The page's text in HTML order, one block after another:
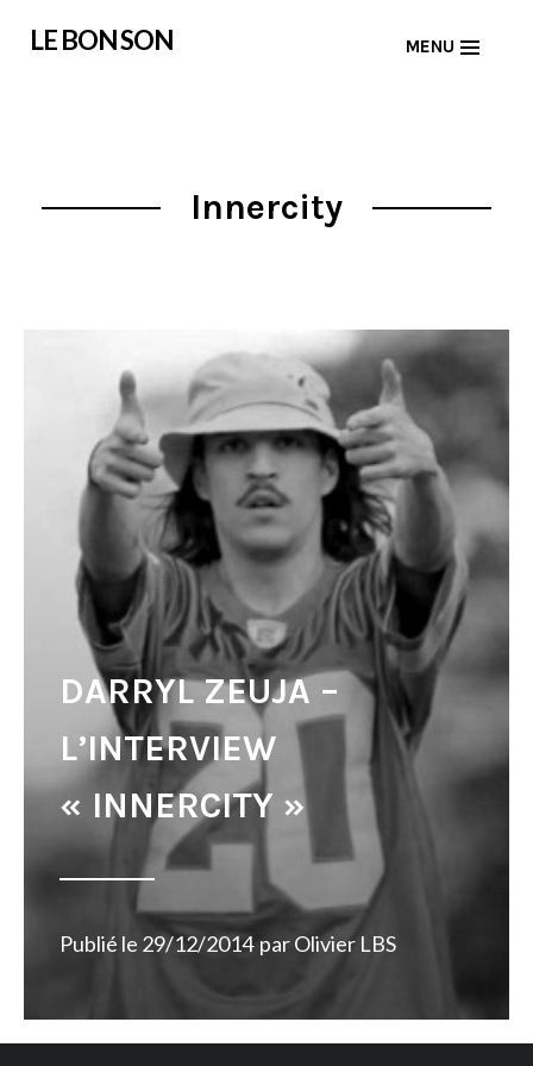
LE BON SON MENU
Innercity
DARRYL ZEUJA –
L’INTERVIEW
« INNERCITY »
Publié le 29/12/2014 parOlivier LBS